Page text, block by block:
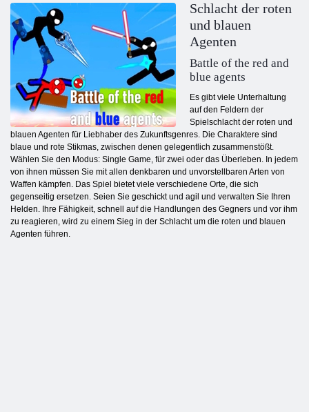
Schlacht der roten
und blauen
Agenten
Battle of the red and
blue agents
Es gibt viele Unterhaltung
auf den Feldern der
Spielschlacht der roten und
blauen Agenten für Liebhaber des Zukunftsgenres. Die Charaktere sind
blaue und rote Stikmas, zwischen denen gelegentlich zusammenstößt.
Wählen Sie den Modus: Single Game, für zwei oder das Überleben. In jedem
von ihnen müssen Sie mit allen denkbaren und unvorstellbaren Arten von
Waffen kämpfen. Das Spiel bietet viele verschiedene Orte, die sich
gegenseitig ersetzen. Seien Sie geschickt und agil und verwalten Sie Ihren
Helden. Ihre Fähigkeit, schnell auf die Handlungen des Gegners und vor ihm
zu reagieren, wird zu einem Sieg in der Schlacht um die roten und blauen
Agenten führen.